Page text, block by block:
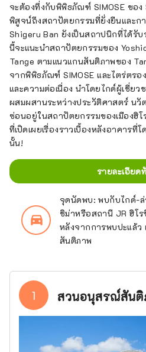
จะต้องทึ่งกับพิพิธภัณฑ์ SIMOSE ของ
พิสูจน์ถึงสถาปัตยกรรมที่ยั่งยืนและก
Shigeru Ban ยังเป็นสถาปนิกที่ได้รั
นี้จะแนะนำสถาปัตยกรรมของ
Tange ตามแนวแกนสันติภาพของ
จากพิพิธภัณฑ์ SIMOSE และไตร่ตรอ
และความต่อเนื่อง นำโดยไกด์ผู้เชี่ย
ผสมผสานระหว่างประวัติศาสตร์ นวั
ซ่อนอยู่ในสถาปัตยกรรมของเมืองฮิ
ที่เปิดเผยเรื่องราวเบื้องหลังอาคารที่
นั้น!
รายละเอียด
directions_car_filled
จุดนัดพบ: พบกับไกด์-ล่
ชิม่าหรือสถานี JR ฮิโร
หลังจากการพบปะแล้ว
สันติภาพ
1 สวนอนุสรณ์สันติ